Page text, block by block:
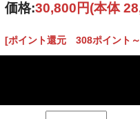
価格:30,800円(本体
[ポイント還元 308ポイント